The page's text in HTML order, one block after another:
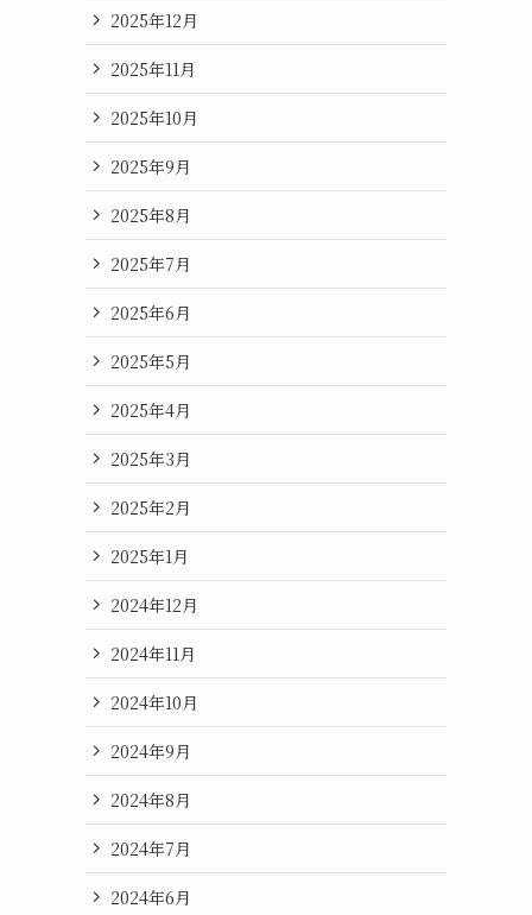
2025年12月
2025年11月
2025年10月
2025年9月
2025年8月
2025年7月
2025年6月
2025年5月
2025年4月
2025年3月
2025年2月
2025年1月
2024年12月
2024年11月
2024年10月
2024年9月
2024年8月
2024年7月
2024年6月